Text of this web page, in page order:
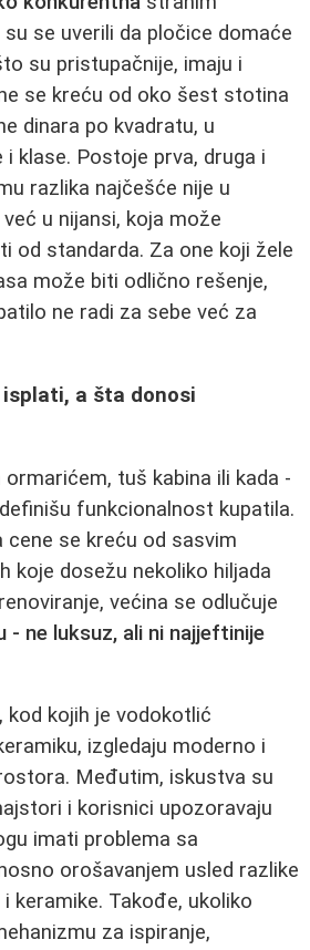
se uverili da pločice domaće
su pristupačnije, imaju i
se kreću od oko šest stotina
dinara po kvadratu, u
klase. Postoje prva, druga i
razlika najčešće nije u
u nijansi, koja može
od standarda. Za one koji žele
može biti odlično rešenje,
ne radi za sebe već za
a šta donosi
tuš kabina ili kada -
funkcionalnost kupatila.
cene se kreću od sasvim
koje dosežu nekoliko hiljada
većina se odlučuje
- ne luksuz, ali ni najjeftinije
, kod kojih je vodokotlić
izgledaju moderno i
Međutim, iskustva su
i korisnici upozoravaju
imati problema sa
orošavanjem usled razlike
keramike. Takođe, ukoliko
za ispiranje,